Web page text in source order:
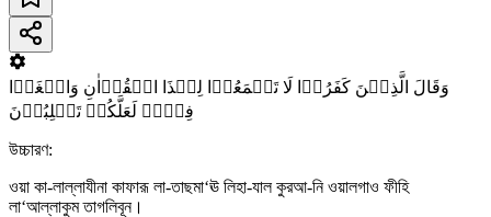
وَقَالَ الَّذِیۡنَ کَفَرُوۡا لَا تَسۡمَعُوۡا لِہٰذَا الۡقُرۡاٰنِ وَالۡغَوۡا
فِیۡہِ لَعَلَّکُمۡ تَغۡلِبُوۡنَ
উচ্চারণ:
ওয়া কা-লাল্লাযীনা কাফারূ লা-তাছমা‘ঊ লিহা-যাল কুরআ-নি ওয়ালগাও ফীহি
লা‘আল্লাকুম তাগলিবূন।